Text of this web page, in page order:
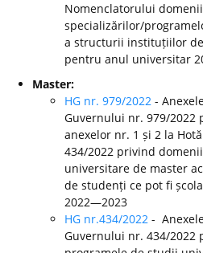
Nomenclatorului
specializărilor/
a structurii instituțiilor
pentru anul universitar
Master:
HG nr. 979/2022 -
Guvernului nr. 979/2022
anexelor nr. 1 și 2 la
434/2022 privind
universitare de master
de studenți ce pot fi
2022—2023
HG nr.434/2022 -
Guvernului nr. 434/2022